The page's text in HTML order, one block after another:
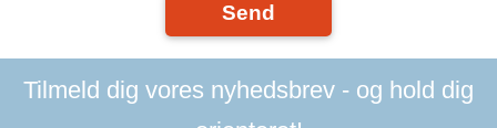
Send
Tilmeld dig vores nyhedsbrev - og hold dig